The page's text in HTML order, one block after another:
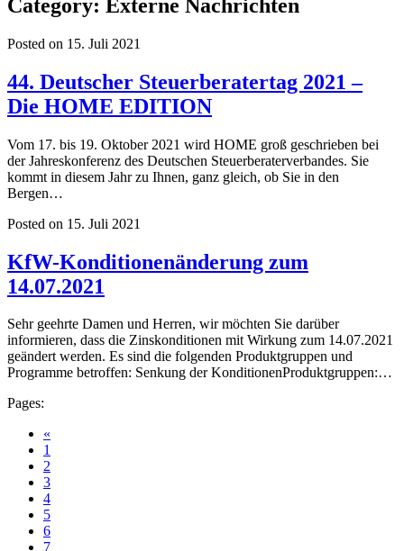
Category: Externe Nachrichten
Posted on 15. Juli 2021
44. Deutscher Steuerberatertag 2021 –
Die HOME EDITION
Vom 17. bis 19. Oktober 2021 wird HOME groß geschrieben bei
der Jahreskonferenz des Deutschen Steuerberaterverbandes. Sie
kommt in diesem Jahr zu Ihnen, ganz gleich, ob Sie in den
Bergen…
Posted on 15. Juli 2021
KfW-Konditionenänderung zum
14.07.2021
Sehr geehrte Damen und Herren, wir möchten Sie darüber
informieren, dass die Zinskonditionen mit Wirkung zum 14.07.2021
geändert werden. Es sind die folgenden Produktgruppen und
Programme betroffen: Senkung der KonditionenProduktgruppen:…
Pages:
«
1
2
3
4
5
6
7